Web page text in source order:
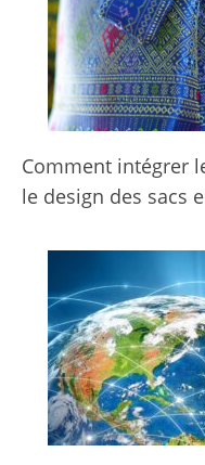
Comment intégrer
le design des sacs